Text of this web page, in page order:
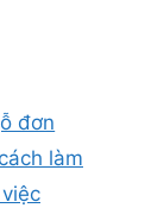
đơn
cách làm